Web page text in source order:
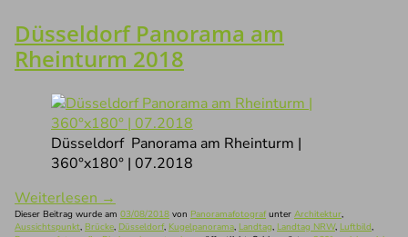
Düsseldorf Panorama am
Rheinturm 2018
Düsseldorf Panorama am Rheinturm |
360°x180° | 07.2018
Weiterlesen →
Dieser Beitrag wurde am 03/08/2018 von Panoramafotografunter Architektur,
Aussichtspunkt, Brücke, Düsseldorf, Kugelpanorama, Landtag, Landtag NRW, Luftbild,